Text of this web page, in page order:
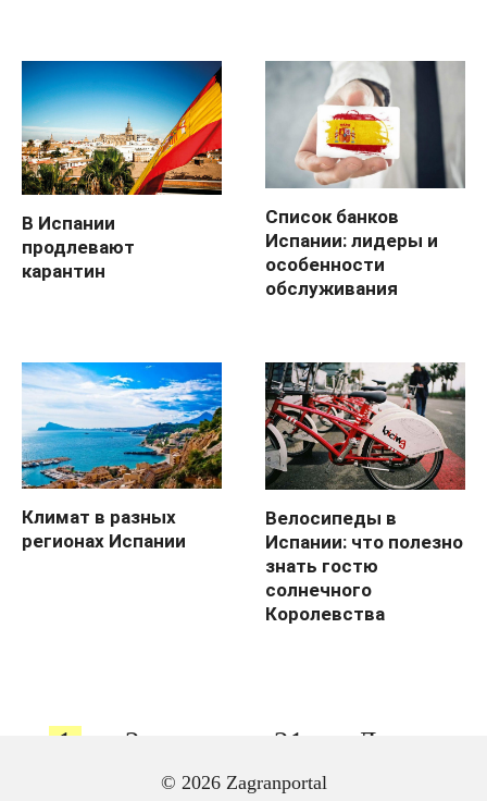
В Испании
продлевают
карантин
Список банков
Испании: лидеры и
особенности
обслуживания
Климат в разных
регионах Испании
Велосипеды в
Испании: что полезно
знать гостю
солнечного
Королевства
Пагинация
1 2 21 Далее
© 2026 Zagranportal